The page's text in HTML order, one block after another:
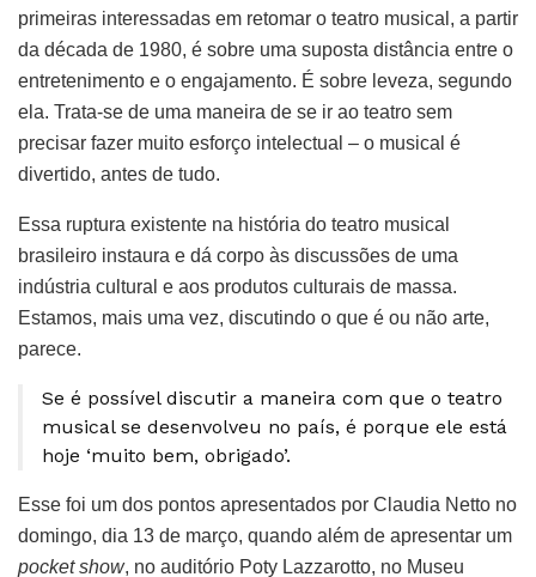
primeiras interessadas em retomar o teatro musical, a partir
da década de 1980, é sobre uma suposta distância entre o
entretenimento e o engajamento. É sobre leveza, segundo
ela. Trata-se de uma maneira de se ir ao teatro sem
precisar fazer muito esforço intelectual – o musical é
divertido, antes de tudo.
Essa ruptura existente na história do teatro musical
brasileiro instaura e dá corpo às discussões de uma
indústria cultural e aos produtos culturais de massa.
Estamos, mais uma vez, discutindo o que é ou não arte,
parece.
Se é possível discutir a maneira com que o teatro
musical se desenvolveu no país, é porque ele está
hoje ‘muito bem, obrigado’.
Esse foi um dos pontos apresentados por Claudia Netto no
domingo, dia 13 de março, quando além de apresentar um
pocket show, no auditório Poty Lazzarotto, no Museu